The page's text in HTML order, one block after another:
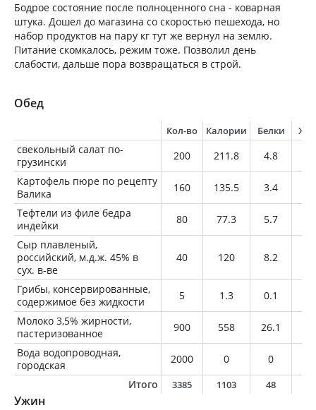
Бодрое состояние после полноценного сна - коварная
штука. Дошел до магазина со скоростью пешехода, но
набор продуктов на пару кг тут же вернул на землю.
Питание скомкалось, режим тоже. Позволил день
слабости, дальше пора возвращаться в строй.
Обед
Кол-во Калории Белки
свекольный салат по-
грузински
200 211.8 4.8
Картофель пюре по рецепту
Валика
160 135.5 3.4
Тефтели из филе бедра
индейки
80 77.3 5.7
Сыр плавленый,
российский, м.д.ж. 45% в
сух. в-ве
40 120 8.2
Грибы, консервированные,
содержимое без жидкости
5 1.3 0.1
Молоко 3,5% жирности,
пастеризованное
900 558 26.1
Вода водопроводная,
городская
2000 0 0
Итого
3385 1103 48
Ужин